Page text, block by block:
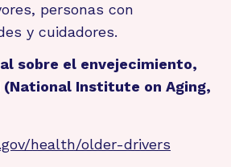
personas con
y cuidadores.
sobre el envejecimiento,
(National Institute on Aging,
health/older-drivers